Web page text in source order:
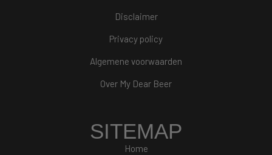
Disclaimer
Privacy policy
Algemene voorwaarden
Over My Dear Beer
SITEMAP
Home